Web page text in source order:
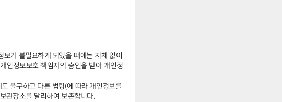
가 불필요하게 되었을 때에는 지체 없이
인정보보호 책임자의 승인을 받아 개인정
불구하고 다른 법령(에 따라 개인정보를
관장소를 달리하여 보존합니다.